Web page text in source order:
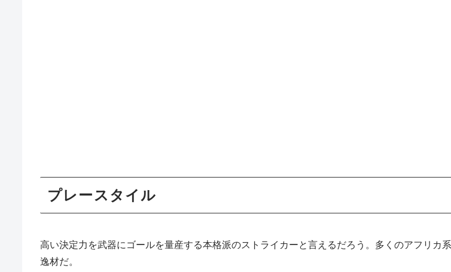
プレースタイル
高い決定力を武器にゴールを量産する本格派のストライカーと言えるだろう。多くのアフリカ
逸材だ。